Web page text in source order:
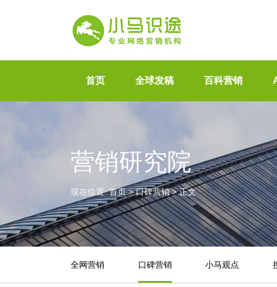
首页 全球发稿 百科营销
营销研究院
现在位置:首页>口碑营销>正文
全网营销 口碑营销 小马观点